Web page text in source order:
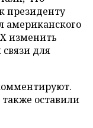
президенту
изменить
для
оставили